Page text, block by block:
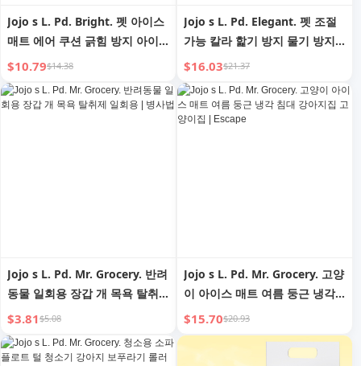
Jojo s L. Pd. Bright. 펫 아이스
매트 에어 쿠션 긁힘 방지 아이
스 매트 냉각 미끄럼 방지 | 밝은
..
$10.79$14.38
Jojo s L. Pd. Elegant. 펫 조절
가능 칼라 핥기 방지 물기 방지
미용 헤드기어 | 우아한
$16.03$21.37
Jojo s L. Pd. Mr. Grocery. 반려
동물 일회용 장갑 개 목욕 탈취
제 일회용 | 병사법
$3.81$5.08
Jojo s L. Pd. Mr. Grocery. 고양
이 아이스 매트 여름 둥근 냉각
침대 강아지집 고양이집 |
Escape
$15.70$20.93